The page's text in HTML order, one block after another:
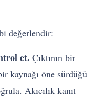
değerlendir:
et. Çıktının bir
kaynağı öne sürdüğü
Akıcılık kanıt